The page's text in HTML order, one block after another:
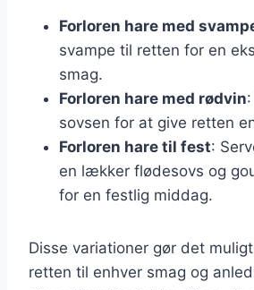
Forloren hare med
svampe til retten for en
smag.
Forloren hare med rødvin
sovsen for at give retten
Forloren hare til fest:
en lækker flødesovs og
for en festlig middag.
Disse variationer gør det
retten til enhver smag og